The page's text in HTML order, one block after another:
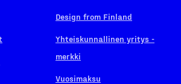
Design from Finland
Yhteiskunnallinen yritys -
merkki
Vuosimaksu